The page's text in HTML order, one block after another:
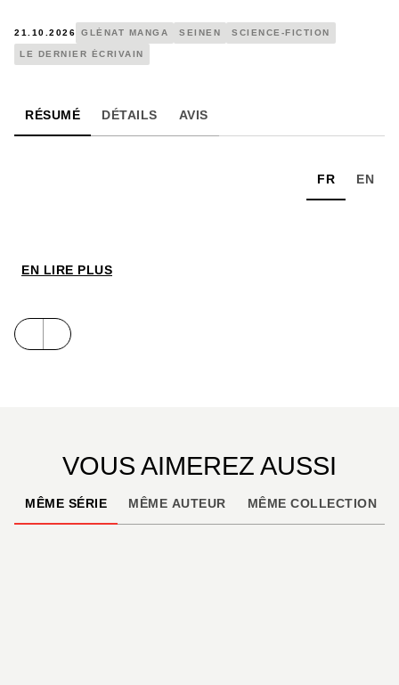
21.10.2026 GLÉNAT MANGA SEINEN SCIENCE-FICTION
LE DERNIER ÉCRIVAIN
RÉSUMÉ DÉTAILS AVIS
FR EN
EN LIRE PLUS
VOUS AIMEREZ AUSSI
MÊME SÉRIE MÊME AUTEUR MÊME COLLECTION